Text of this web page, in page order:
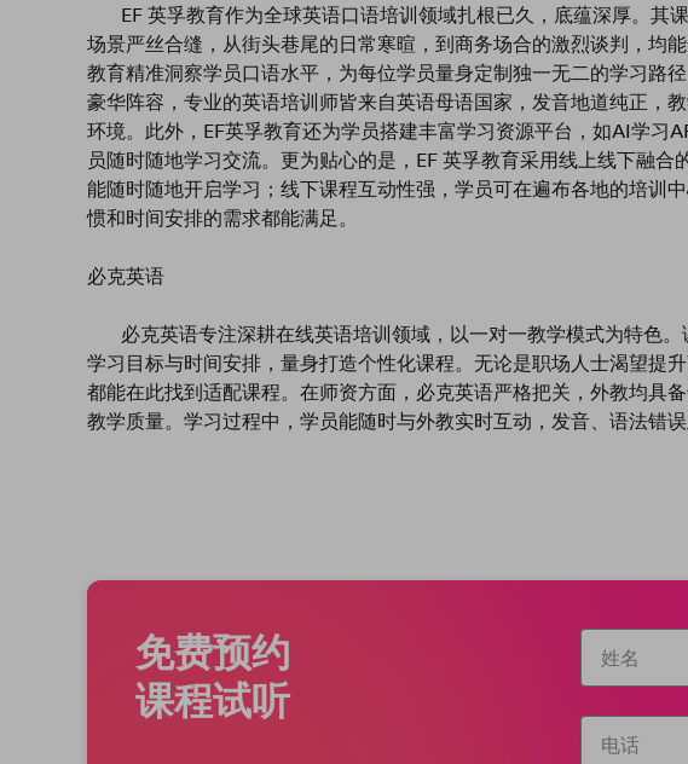
EF 英孚教育作为全球英语口语培训领域扎根已久，底蕴深厚。其
场景严丝合缝，从街头巷尾的日常寒暄，到商务场合的激烈谈判，均
教育精准洞察学员口语水平，为每位学员量身定制独一无二的学习路
豪华阵容，专业的英语培训师皆来自英语母语国家，发音地道纯正，
环境。此外，EF英孚教育还为学员搭建丰富学习资源平台，如AI学习
员随时随地学习交流。更为贴心的是，EF 英孚教育采用线上线下融
能随时随地开启学习；线下课程互动性强，学员可在遍布各地的培训
惯和时间安排的需求都能满足。
必克英语
必克英语专注深耕在线英语培训领域，以一对一教学模式为特色。
学习目标与时间安排，量身打造个性化课程。无论是职场人士渴望提
都能在此找到适配课程。在师资方面，必克英语严格把关，外教均具
教学质量。学习过程中，学员能随时与外教实时互动，发音、语法错
免费预约